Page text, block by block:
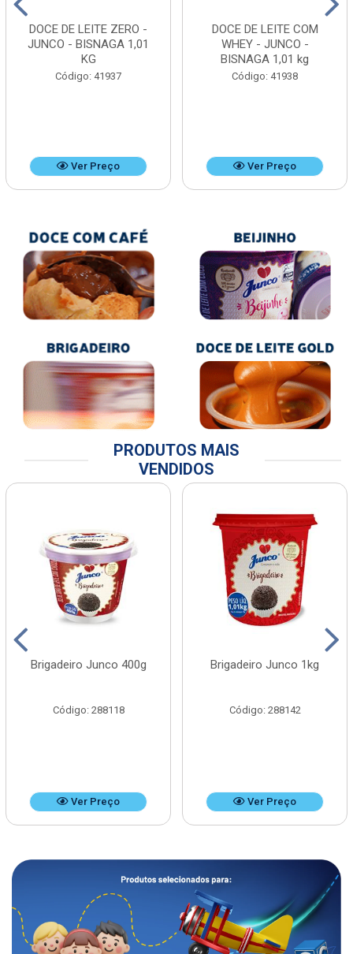
DOCE DE LEITE ZERO -
JUNCO - BISNAGA 1,01
KG
Código: 41937
Ver Preço
DOCE DE LEITE COM
WHEY - JUNCO -
BISNAGA 1,01 kg
Código: 41938
Ver Preço
PRODUTOS MAIS
VENDIDOS
Brigadeiro Junco 400g
Código: 288118
Ver Preço
Brigadeiro Junco 1kg
Código: 288142
Ver Preço